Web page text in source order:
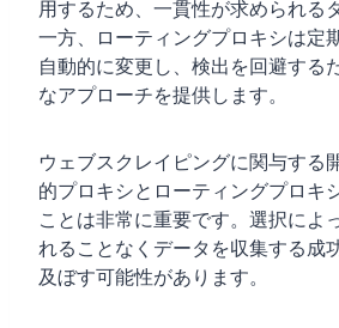
用するため、一貫性が求められる
一方、ローティングプロキシは定
自動的に変更し、検出を回避する
なアプローチを提供します。
ウェブスクレイピングに関与する
的プロキシとローティングプロキ
ことは非常に重要です。選択によ
れることなくデータを収集する成
及ぼす可能性があります。